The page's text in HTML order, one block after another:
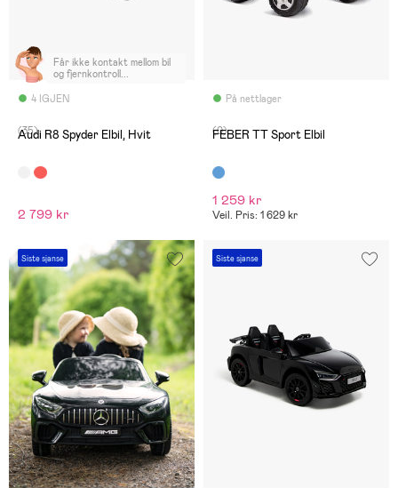
4 IGJEN
Får ikke kontakt mellom bil
og fjernkontroll...
(35)
Audi R8 Spyder Elbil, Hvit
2 799 kr
På nettlager
(0)
FEBER TT Sport Elbil
1 259 kr
Veil. Pris: 1 629 kr
Siste sjanse Siste sjanse